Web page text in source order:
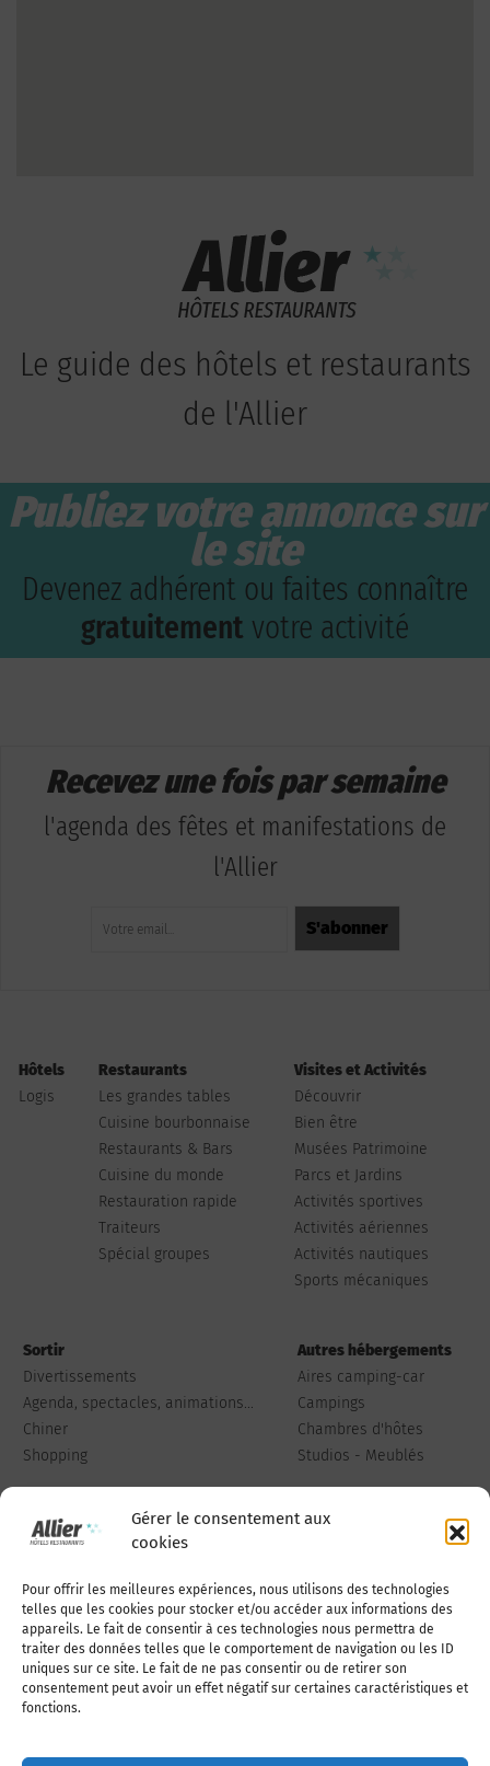
Gérer le consentement aux
cookies
Pour offrir les meilleures expériences, nous utilisons des technologies
telles que les cookies pour stocker et/ou accéder aux informations des
appareils. Le fait de consentir à ces technologies nous permettra de
traiter des données telles que le comportement de navigation ou les ID
uniques sur ce site. Le fait de ne pas consentir ou de retirer son
consentement peut avoir un effet négatif sur certaines caractéristiques et
fonctions.
Le guide des hôtels et restaurants
de l'Allier
Publiez votre annonce sur
le site
Devenez adhérent ou faites connaître
gratuitement votre activité
Recevez une fois par semaine
l'agenda des fêtes et manifestations de
l'Allier
Hôtels
Logis
Restaurants
Les grandes tables
Cuisine bourbonnaise
Restaurants & Bars
Cuisine du monde
Restauration rapide
Traiteurs
Spécial groupes
Visites et Activités
Découvrir
Bien être
Musées Patrimoine
Parcs et Jardins
Activités sportives
Activités aériennes
Activités nautiques
Sports mécaniques
Sortir
Divertissements
Agenda, spectacles, animations...
Chiner
Shopping
Autres hébergements
Aires camping-car
Campings
Chambres d'hôtes
Studios - Meublés
Qui sommes-nous Publiez votre annonce
Adhérer à l’association Nous contacter